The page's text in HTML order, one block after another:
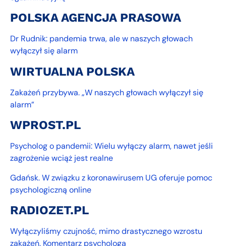
POLSKA AGENCJA PRASOWA
Dr Rudnik: pandemia trwa, ale w naszych głowach
wyłączył się alarm
WIRTUALNA POLSKA
Zakażeń przybywa. „W naszych głowach wyłączył się
alarm”
WPROST.PL
Psycholog o pandemii: Wielu wyłączy alarm, nawet jeśli
zagrożenie wciąż jest realne
Gdańsk. W związku z koronawirusem UG oferuje pomoc
psychologiczną online
RADIOZET.PL
Wyłączyliśmy czujność, mimo drastycznego wzrostu
zakażeń. Komentarz psychologa